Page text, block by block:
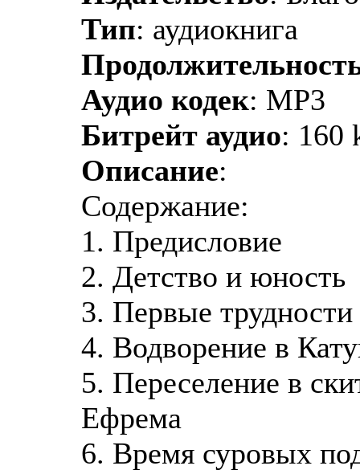
Тип: аудиокнига
Аудио кодек: MP3
Битрейт аудио: 160
Описание:
Содержание:
1. Предисловие
2. Детство и юность
3. Первые трудности
4. Водворение в
5. Переселение в
Ефрема
6. Время суровых